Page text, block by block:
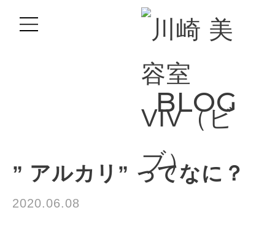
BLOG
” アルカリ” ってなに？
2020.06.08